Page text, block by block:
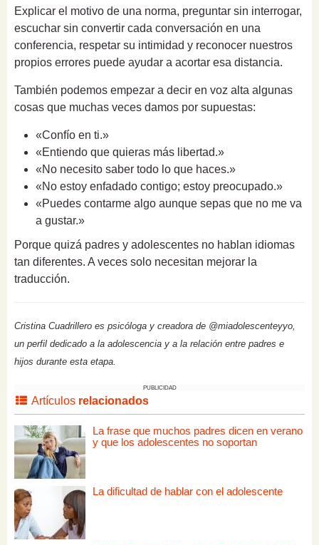
Explicar el motivo de una norma, preguntar sin interrogar,
escuchar sin convertir cada conversación en una
conferencia, respetar su intimidad y reconocer nuestros
propios errores puede ayudar a acortar esa distancia.
También podemos empezar a decir en voz alta algunas
cosas que muchas veces damos por supuestas:
«Confío en ti.»
«Entiendo que quieras más libertad.»
«No necesito saber todo lo que haces.»
«No estoy enfadado contigo; estoy preocupado.»
«Puedes contarme algo aunque sepas que no me va
a gustar.»
Porque quizá padres y adolescentes no hablan idiomas
tan diferentes. A veces solo necesitan mejorar la
traducción.
Cristina Cuadrillero es psicóloga y creadora de @miadolescenteyyo,
un perfil dedicado a la adolescencia y a la relación entre padres e
hijos durante esta etapa.
PUBLICIDAD
Artículos relacionados
La frase que muchos padres dicen en verano
y que los adolescentes no soportan
La dificultad de hablar con el adolescente